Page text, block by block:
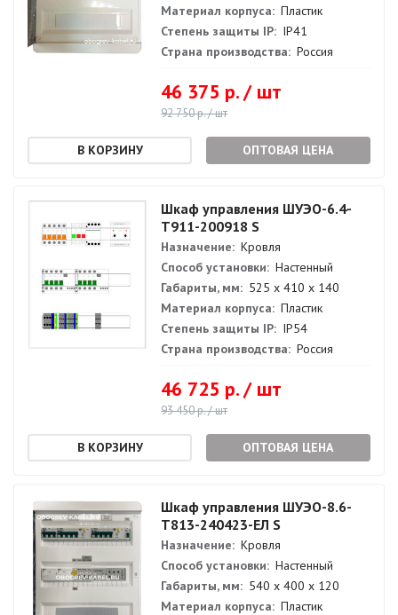
Материал корпуса: Пластик
Степень защиты IP: IP41
Страна производства: Россия
46 375 р. / шт
92 750 р. / шт
ОПТОВАЯ ЦЕНА
Шкаф управления ШУЭО-6.4-
Т911-200918 S
Назначение: Кровля
Способ установки: Настенный
Габариты, мм: 525 х 410 х 140
Материал корпуса: Пластик
Степень защиты IP: IP54
Страна производства: Россия
46 725 р. / шт
93 450 р. / шт
ОПТОВАЯ ЦЕНА
Шкаф управления ШУЭО-8.6-
Т813-240423-ЕЛ S
Назначение: Кровля
Способ установки: Настенный
Габариты, мм: 540 х 400 х 120
Материал корпуса: Пластик